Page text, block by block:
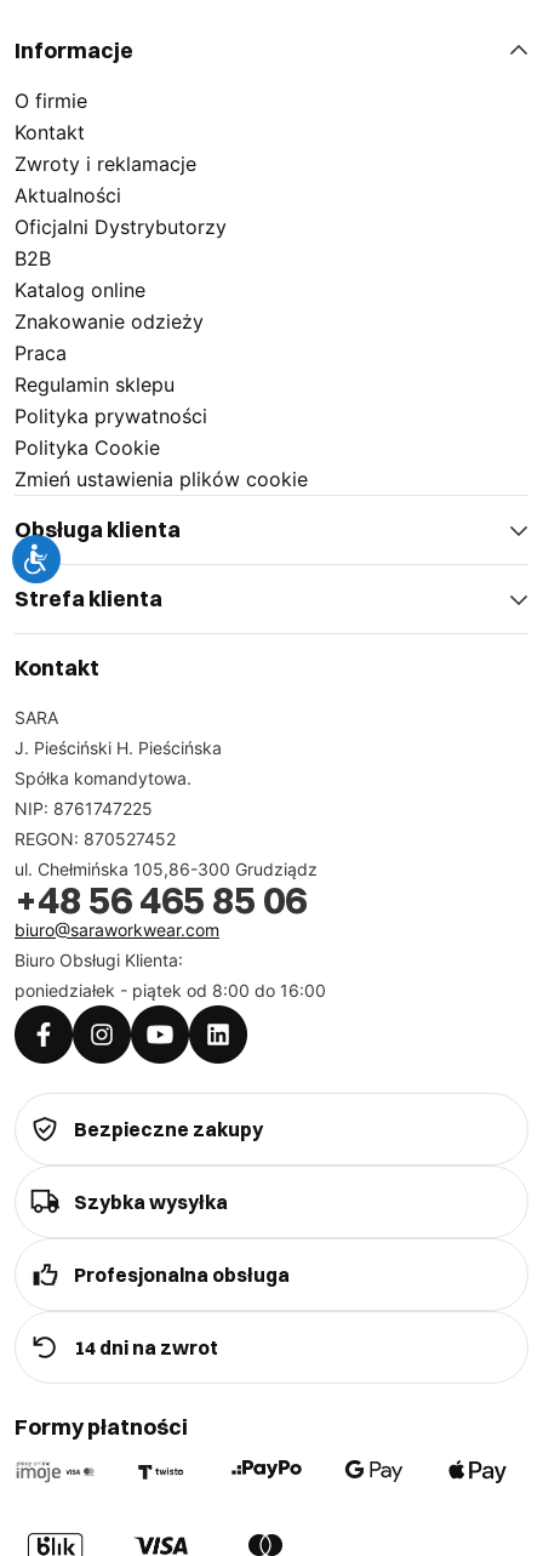
Informacje
O firmie
Kontakt
Zwroty i reklamacje
Aktualności
Oficjalni Dystrybutorzy
B2B
Katalog online
Znakowanie odzieży
Praca
Regulamin sklepu
Polityka prywatności
Polityka Cookie
Zmień ustawienia plików cookie
Obsługa klienta
Strefa klienta
Kontakt
SARA
J. Pieściński H. Pieścińska
Spółka komandytowa.
NIP: 8761747225
REGON: 870527452
ul. Chełmińska 105,86-300 Grudziądz
+48 56 465 85 06
biuro@saraworkwear.com
Biuro Obsługi Klienta:
poniedziałek - piątek od 8:00 do 16:00
Bezpieczne zakupy
Szybka wysyłka
Profesjonalna obsługa
14 dni na zwrot
Formy płatności